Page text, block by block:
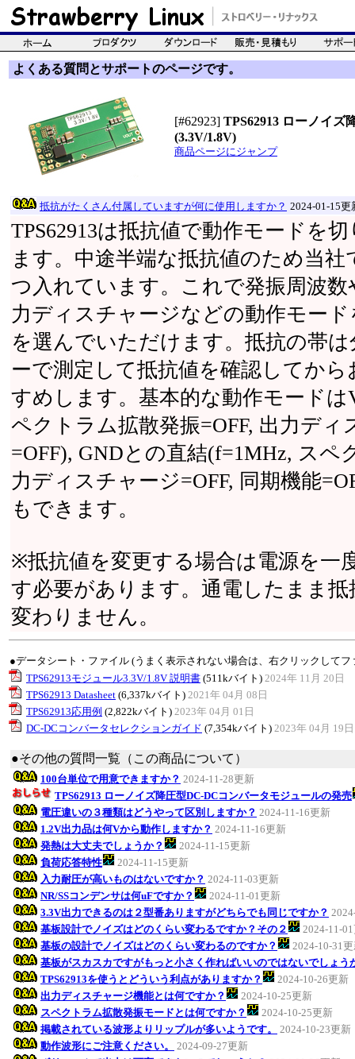
よくある質問とサポートのページです。
[#62923] TPS62913 ローノイズ
(3.3V/1.8V)
商品ページにジャンプ
抵抗がたくさん付属していますが何に使用しますか？ 2024-01-15更
TPS62913は抵抗値で動作モードを
ます。中途半端な抵抗値のため当
つ入れています。これで発振周波
力ディスチャージなどの動作モー
を選んでいただけます。抵抗の帯
ーで測定して抵抗値を確認してか
すめします。基本的な動作モード
ペクトラム拡散発振=OFF, 出力ディ
=OFF), GNDとの直結(f=1MHz, スペ
力ディスチャージ=OFF, 同期機能
もできます。
※抵抗値を変更する場合は電源を一
す必要があります。通電したまま
変わりません。
●データシート・ファイル (うまく表示されない場合は、右クリックして
TPS62913モジュール3.3V/1.8V 説明書 (511kバイト) 2024年 11月 20日
TPS62913 Datasheet (6,337kバイト) 2021年 04月 08日
TPS62913応用例 (2,822kバイト) 2023年 04月 01日
DC-DCコンバータセレクションガイド (7,354kバイト) 2023年 04月 19日
●その他の質問一覧（この商品について）
100台単位で用意できますか？ 2024-11-28更新
TPS62913 ローノイズ降圧型DC-DCコンバータモジュールの発売
電圧違いの３種類はどうやって区別しますか？ 2024-11-16更新
1.2V出力品は何Vから動作しますか？ 2024-11-16更新
発熱は大丈夫でしょうか？
2024-11-15更新
負荷応答特性
2024-11-15更新
入力耐圧が高いものはないですか？ 2024-11-03更新
NR/SSコンデンサは何uFですか？
2024-11-01更新
3.3V出力できるのは２型番ありますがどちらでも同じですか？
基板設計でノイズはどのくらい変わるですか？その２
2024-11-
基板の設計でノイズはどのくらい変わるのですか？
2024-10-31
基板がスカスカですがもっと小さく作ればいいのではないでしょう
TPS62913を使うとどういう利点がありますか？
2024-10-26更新
出力ディスチャージ機能とは何ですか？
2024-10-25更新
スペクトラム拡散発振モードとは何ですか？
2024-10-25更新
掲載されている波形よりリップルが多いようです。
2024-10-23更新
動作波形にご注意ください。
2024-09-27更新